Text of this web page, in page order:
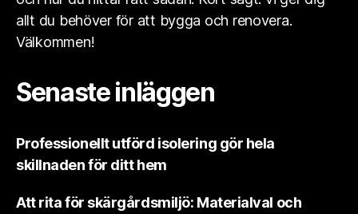
allt du behöver för att bygga och renovera.
Välkommen!
Senaste inläggen
Professionellt utförd isolering gör hela
skillnaden för ditt hem
Att rita för skärgårdsmiljö: Materialval och